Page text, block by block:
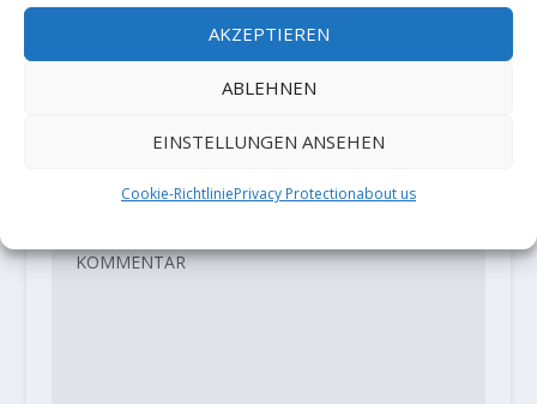
AKZEPTIEREN
ABLEHNEN
EINSTELLUNGEN ANSEHEN
Cookie-RichtliniePrivacy Protectionabout us
HINTERLASSE EINE ANTWORT
Deine E-Mail-Adresse wird nicht
sind mit*markiert